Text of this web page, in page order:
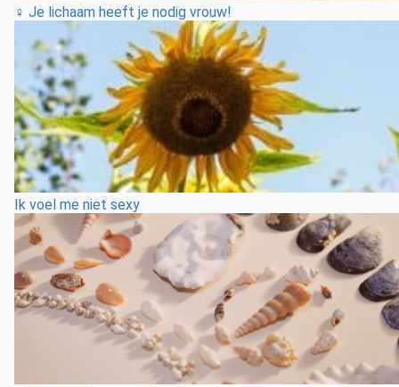
♀️ Je lichaam heeft je nodig vrouw!
Ik voel me niet sexy